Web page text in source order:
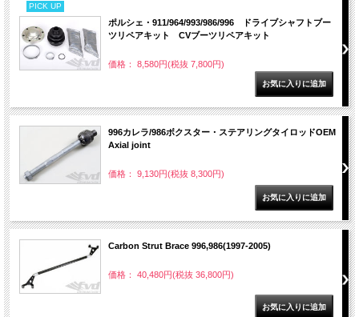
PICK UP
ポルシェ・911/964/993/986/996 ドライブシャフトブー
ツリペアキット CVブーツリペアキット
価格： 8,580円(税抜 7,800円)
996カレラ/986ボクスター・ステアリングタイロッドOEM
Axial joint
価格： 9,130円(税抜 8,300円)
Carbon Strut Brace 996,986(1997-2005)
価格： 40,480円(税抜 36,800円)